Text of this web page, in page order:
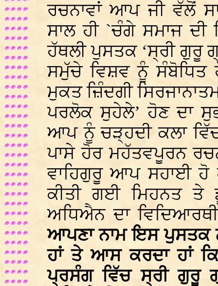
ਰਚਨਾਵਾਂ ਆਪ ਜੀ ਵੱਲੋਂ
ਸਾਲ ਹੀ `ਚੰਗੇ ਸਮਾਜ ਦੀ
ਹੱਥਲੀ ਪੁਸਤਕ ‘ਸ੍ਰੀ ਗੁਰੂ
ਸਮੁੱਚੇ ਵਿਸ਼ਵ ਨੂੰ
ਮੁਕਤ ਜ਼ਿੰਦਗੀ
ਪਰਲੋਕ ਸੁਹੇਲੇ’ ਹੋਣ ਦਾ
ਆਪ ਨੂੰ ਚੜ੍ਹਦੀ ਕਲਾ
ਪਾਸੇ ਹੋਰ ਮਹੱਤਵਪੂਰਨ
ਵਾਹਿਗੁਰੂ ਆਪ ਸਹਾਈ ਹੋ
ਕੀਤੀ ਗਈ ਮਿਹਨਤ
ਅਧਿਐਨ ਦਾ
ਆਪਣਾ ਨਾਮ ਇਸ ਪੁਸਤਕ
ਹਾਂ ਤੇ ਆਸ ਕਰਦਾ ਹਾਂ
ਪ੍ਰਸੰਗ ਵਿੱਚ ਸ੍ਰੀ ਗੁਰੂ